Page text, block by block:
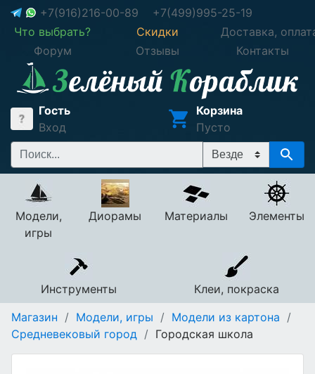
+7(916)216-00-89
+7(499)995-25-19
Что выбрать?
Скидки
Доставка,
Форум
Отзывы Контакты
Гость
Вход
Корзина
Пусто
Модели,
игры
Диорамы Материалы Элементы
Инструменты
Клеи, покраска
Магазин / Модели, игры / Модели из картона /
Средневековый город / Городская школа